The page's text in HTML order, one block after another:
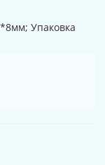
Упаковка